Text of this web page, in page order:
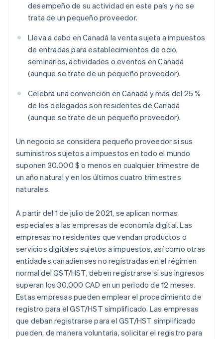
desempeño de su actividad en este país y no se
trata de un pequeño proveedor.
Lleva a cabo en Canadá la venta sujeta a impuestos
de entradas para establecimientos de ocio,
seminarios, actividades o eventos en Canadá
(aunque se trate de un pequeño proveedor).
Celebra una convención en Canadá y más del 25 %
de los delegados son residentes de Canadá
(aunque se trate de un pequeño proveedor).
Un negocio se considera pequeño proveedor si sus
suministros sujetos a impuestos en todo el mundo
suponen 30.000 $ o menos en cualquier trimestre de
un año natural y en los últimos cuatro trimestres
naturales.
A partir del 1 de julio de 2021, se aplican normas
especiales a las empresas de economía digital. Las
empresas no residentes que vendan productos o
servicios digitales sujetos a impuestos, así como otras
entidades canadienses no registradas en el régimen
normal del GST/HST, deben registrarse si sus ingresos
superan los 30.000 CAD en un periodo de 12 meses.
Estas empresas pueden emplear el procedimiento de
registro para el GST/HST simplificado. Las empresas
que deban registrarse para el GST/HST simplificado
pueden, de manera voluntaria, solicitar el registro para